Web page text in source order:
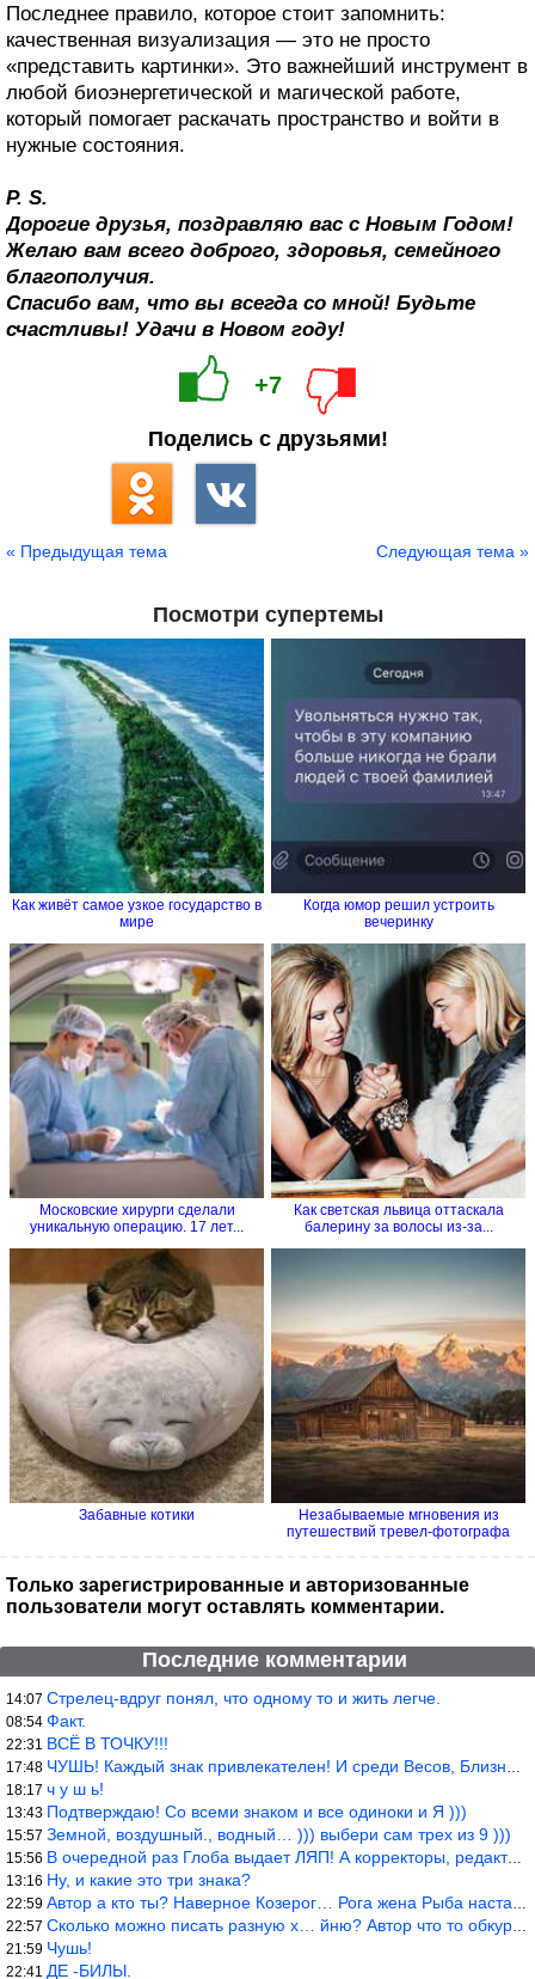
Последнее правило, которое стоит запомнить:
качественная визуализация — это не просто
«представить картинки». Это важнейший инструмент в
любой биоэнергетической и магической работе,
который помогает раскачать пространство и войти в
нужные состояния.
P. S.
Дорогие друзья, поздравляю вас с Новым Годом!
Желаю вам всего доброго, здоровья, семейного
благополучия.
Спасибо вам, что вы всегда со мной! Будьте
счастливы! Удачи в Новом году!
+7
Поделись с друзьями!
« Предыдущая тема Следующая тема »
Посмотри супертемы
Как живёт самое узкое государство в
мире
Когда юмор решил устроить
вечеринку
Московские хирурги сделали
уникальную операцию. 17 лет...
Как светская львица оттаскала
балерину за волосы из-за...
Забавные котики
Незабываемые мгновения из
путешествий тревел-фотографа
Только зарегистрированные и авторизованные
пользователи могут оставлять комментарии.
Последние комментарии
14:07 Стрелец-вдруг понял, что одному то и жить легче.
08:54 Факт.
22:31 ВСЁ В ТОЧКУ!!!
17:48 ЧУШЬ! Каждый знак привлекателен! И среди Весов, Близнецов встреч
18:17 ч у ш ь!
13:43 Подтверждаю! Со всеми знаком и все одиноки и Я )))
15:57 Земной, воздушный., водный… ))) выбери сам трех из 9 )))
15:56 В очередной раз Глоба выдает ЛЯП! А корректоры, редакторы пропус
13:16 Ну, и какие это три знака?
22:59 Автор а кто ты? Наверное Козерог… Рога жена Рыба наставила ))
22:57 Сколько можно писать разную х… йню? Автор что то обкурился?
21:59 Чушь!
22:41 ДЕ -БИЛЫ.